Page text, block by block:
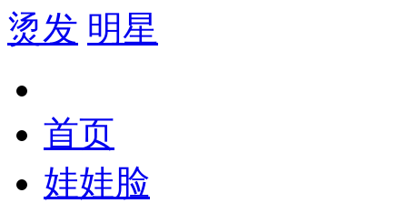
烫发 明星
首页
娃娃脸